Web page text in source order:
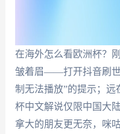
在海外怎么看欧洲杯？
皱着眉——打开抖音刷世
制无法播放”的提示；
杯中文解说仅限中国大
拿大的朋友更无奈，咪